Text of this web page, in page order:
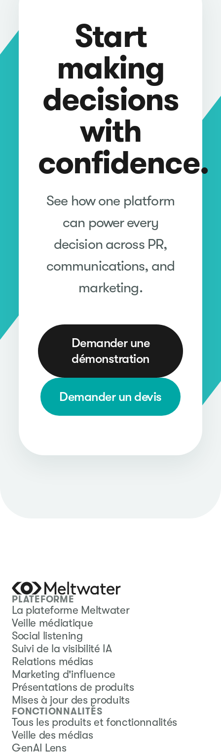
Start
making
decisions
with
confidence.
See how one platform
can power every
decision across PR,
communications, and
marketing.
Demander une
démonstration
Demander un devis
PLATEFORME
La plateforme Meltwater
Veille médiatique
Social listening
Suivi de la visibilité IA
Relations médias
Marketing d'influence
Présentations de produits
Mises à jour des produits
FONCTIONNALITÉS
Tous les produits et fonctionnalités
Veille des médias
GenAI Lens